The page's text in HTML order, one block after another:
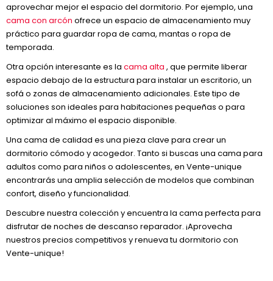
aprovechar mejor el espacio del dormitorio. Por ejemplo, una
cama con arcón ofrece un espacio de almacenamiento muy
práctico para guardar ropa de cama, mantas o ropa de
temporada.
Otra opción interesante es la cama alta , que permite liberar
espacio debajo de la estructura para instalar un escritorio, un
sofá o zonas de almacenamiento adicionales. Este tipo de
soluciones son ideales para habitaciones pequeñas o para
optimizar al máximo el espacio disponible.
Una cama de calidad es una pieza clave para crear un
dormitorio cómodo y acogedor. Tanto si buscas una cama para
adultos como para niños o adolescentes, en Vente-unique
encontrarás una amplia selección de modelos que combinan
confort, diseño y funcionalidad.
Descubre nuestra colección y encuentra la cama perfecta para
disfrutar de noches de descanso reparador. ¡Aprovecha
nuestros precios competitivos y renueva tu dormitorio con
Vente-unique!